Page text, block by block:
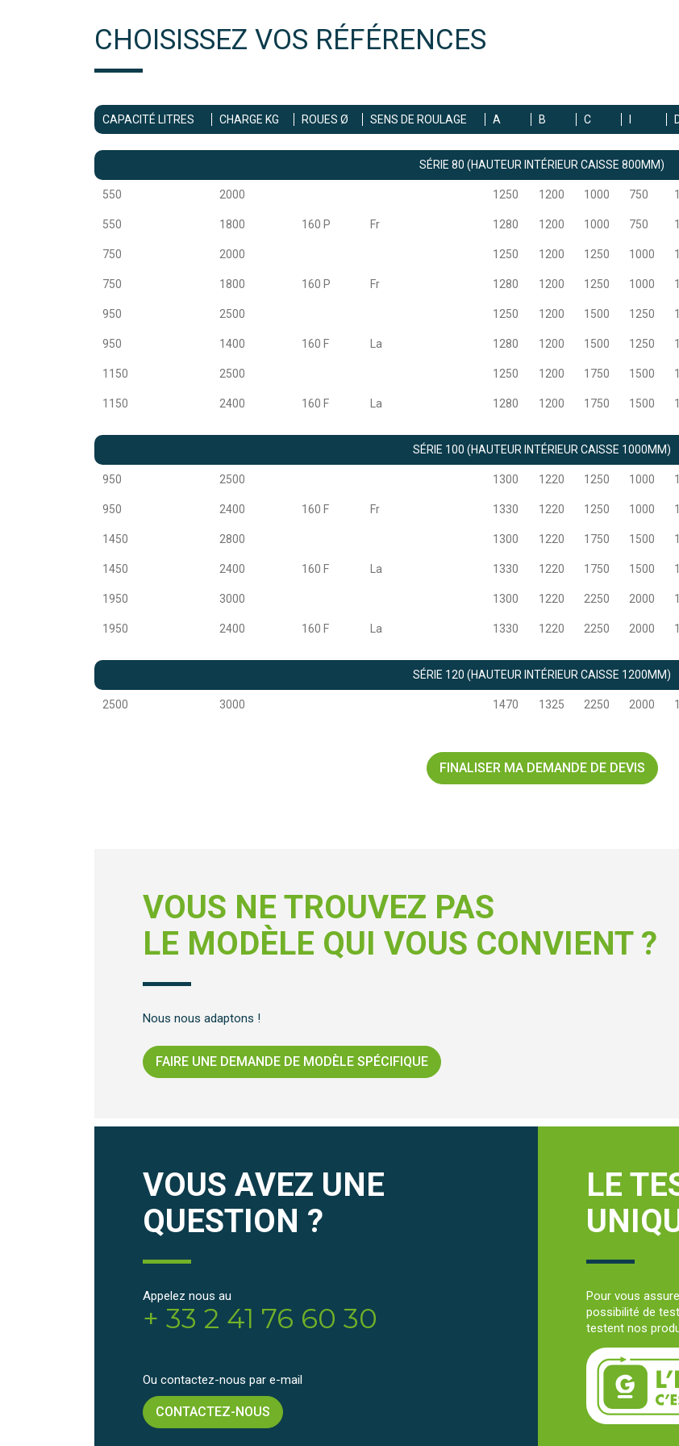
CHOISISSEZ VOS RÉFÉRENCES
CAPACITÉ LITRES CHARGE KG ROUES Ø SENS DE ROULAGE A B C
SÉRIE 80 (HAUTEUR INTÉRIEUR CAISSE 800MM)
550 2000 1250 1200 1000 750
550 1800 160 P Fr 1280 1200 1000 750
750 2000 1250 1200 1250 1000
750 1800 160 P Fr 1280 1200 1250 1000
950 2500 1250 1200 1500 1250
950 1400 160 F La 1280 1200 1500 1250
1150 2500 1250 1200 1750 1500
1150 2400 160 F La 1280 1200 1750 1500
SÉRIE 100 (HAUTEUR INTÉRIEUR CAISSE 1000MM)
950 2500 1300 1220 1250 1000
950 2400 160 F Fr 1330 1220 1250 1000
1450 2800 1300 1220 1750 1500
1450 2400 160 F La 1330 1220 1750 1500
1950 3000 1300 1220 2250 2000
1950 2400 160 F La 1330 1220 2250 2000
SÉRIE 120 (HAUTEUR INTÉRIEUR CAISSE 1200MM)
2500 3000 1470 1325 2250 2000
FINALISER MA DEMANDE DE DEVIS
VOUS NE TROUVEZ PAS
LE MODÈLE QUI VOUS CONVIENT ?
Nous nous adaptons !
FAIRE UNE DEMANDE DE MODÈLE SPÉCIFIQUE
VOUS AVEZ UNE
QUESTION ?
Appelez nous au
+ 33 2 41 76 60 30
Ou contactez-nous par e-mail
CONTACTEZ-NOUS
LE
Pour vous
possibilité de
testent nos